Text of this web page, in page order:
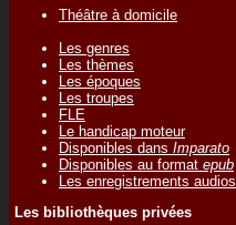
Théâtre à domicile
Les genres
Les thèmes
Les époques
Les troupes
FLE
Le handicap moteur
Disponibles dans Imparato
Disponibles au format epub
Les enregistrements audios
Les bibliothèques privées